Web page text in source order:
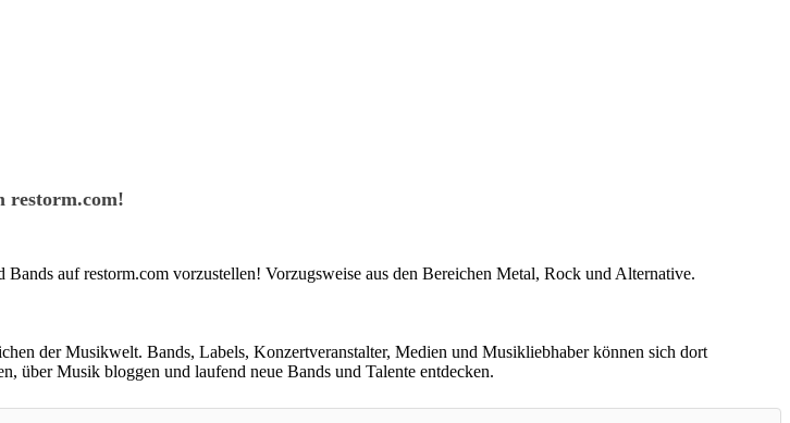
restorm.com!
auf restorm.com vorzustellen! Vorzugsweise aus den Bereichen Metal, Rock und Alternative.
der Musikwelt. Bands, Labels, Konzertveranstalter, Medien und Musikliebhaber können sich dort
über Musik bloggen und laufend neue Bands und Talente entdecken.